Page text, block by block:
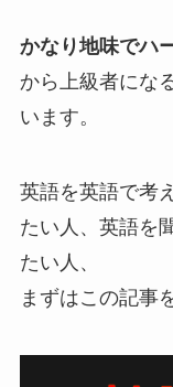
かなり地味でハ
から上級者にな
います。
英語を英語で考
たい人、英語を
たい人、
まずはこの記事